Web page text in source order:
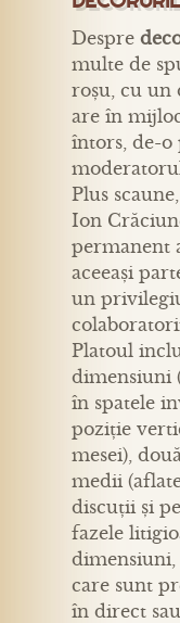
Despre
multe de
roșu, cu un
are în
întors, de-o
Plus
Ion
permanent
aceeași
un
Platoul
dimensiuni
în spatele
poziție
mesei),
medii
discuții și
fazele
dimensiuni,
care sunt
în direct